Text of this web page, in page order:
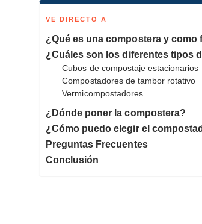
VE DIRECTO A
¿Qué es una compostera y como
¿Cuáles son los diferentes tipos
Cubos de compostaje estacionarios
Compostadores de tambor rotativo
Vermicompostadores
¿Dónde poner la compostera?
¿Cómo puedo elegir el
Preguntas Frecuentes
Conclusión